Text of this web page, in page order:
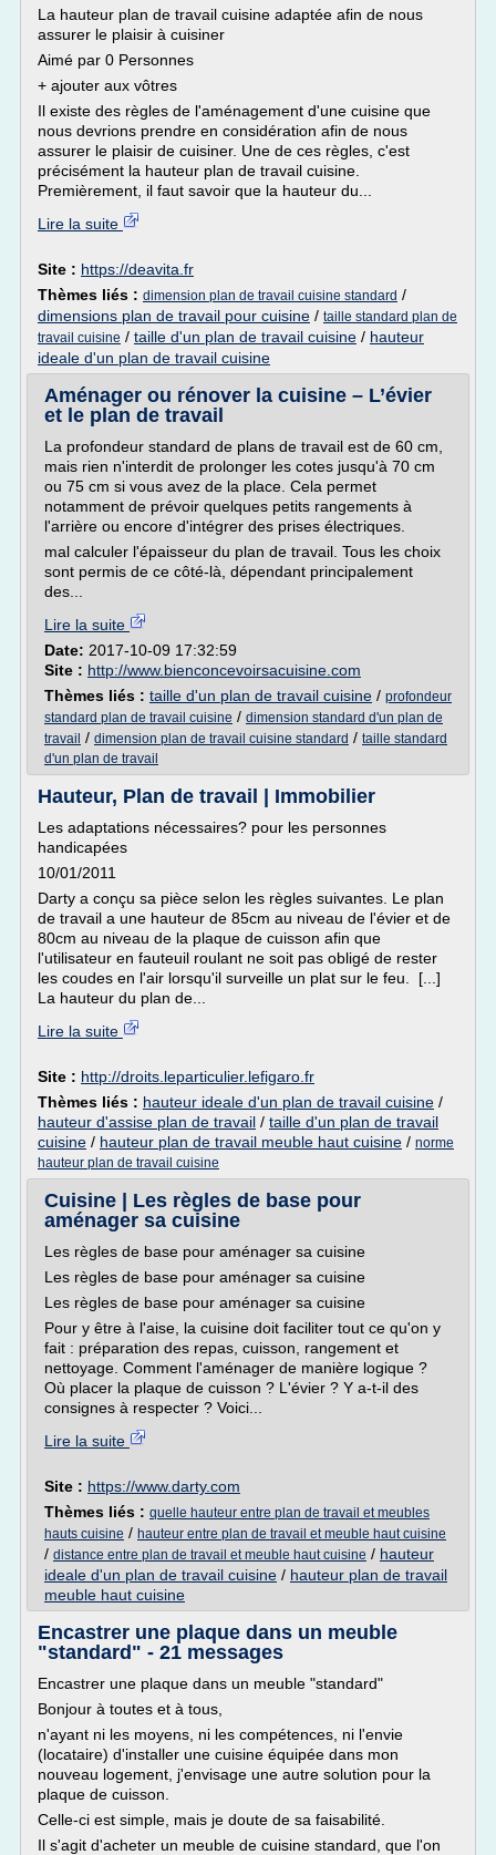
La hauteur plan de travail cuisine adaptée afin de nous
assurer le plaisir à cuisiner
Aimé par 0 Personnes
+ ajouter aux vôtres
Il existe des règles de l'aménagement d'une cuisine que
nous devrions prendre en considération afin de nous
assurer le plaisir de cuisiner. Une de ces règles, c'est
précisément la hauteur plan de travail cuisine.
Premièrement, il faut savoir que la hauteur du...
Lire la suite
Site : https://deavita.fr
Thèmes liés : dimension plan de travail cuisine standard /
dimensions plan de travail pour cuisine / taille standard plan de
travail cuisine / taille d'un plan de travail cuisine / hauteur
ideale d'un plan de travail cuisine
Aménager ou rénover la cuisine – L’évier
et le plan de travail
La profondeur standard de plans de travail est de 60 cm,
mais rien n'interdit de prolonger les cotes jusqu'à 70 cm
ou 75 cm si vous avez de la place. Cela permet
notamment de prévoir quelques petits rangements à
l'arrière ou encore d'intégrer des prises électriques.
mal calculer l'épaisseur du plan de travail. Tous les choix
sont permis de ce côté-là, dépendant principalement
des...
Lire la suite
Date: 2017-10-09 17:32:59
Site : http://www.bienconcevoirsacuisine.com
Thèmes liés : taille d'un plan de travail cuisine / profondeur
standard plan de travail cuisine / dimension standard d'un plan de
travail / dimension plan de travail cuisine standard / taille standard
d'un plan de travail
Hauteur, Plan de travail | Immobilier
Les adaptations nécessaires? pour les personnes
handicapées
10/01/2011
Darty a conçu sa pièce selon les règles suivantes. Le plan
de travail a une hauteur de 85cm au niveau de l'évier et de
80cm au niveau de la plaque de cuisson afin que
l'utilisateur en fauteuil roulant ne soit pas obligé de rester
les coudes en l'air lorsqu'il surveille un plat sur le feu. [...]
La hauteur du plan de...
Lire la suite
Site : http://droits.leparticulier.lefigaro.fr
Thèmes liés : hauteur ideale d'un plan de travail cuisine /
hauteur d'assise plan de travail / taille d'un plan de travail
cuisine / hauteur plan de travail meuble haut cuisine / norme
hauteur plan de travail cuisine
Cuisine | Les règles de base pour
aménager sa cuisine
Les règles de base pour aménager sa cuisine
Les règles de base pour aménager sa cuisine
Les règles de base pour aménager sa cuisine
Pour y être à l'aise, la cuisine doit faciliter tout ce qu'on y
fait : préparation des repas, cuisson, rangement et
nettoyage. Comment l'aménager de manière logique ?
Où placer la plaque de cuisson ? L'évier ? Y a-t-il des
consignes à respecter ? Voici...
Lire la suite
Site : https://www.darty.com
Thèmes liés : quelle hauteur entre plan de travail et meubles
hauts cuisine / hauteur entre plan de travail et meuble haut cuisine
/ distance entre plan de travail et meuble haut cuisine / hauteur
ideale d'un plan de travail cuisine / hauteur plan de travail
meuble haut cuisine
Encastrer une plaque dans un meuble
"standard" - 21 messages
Encastrer une plaque dans un meuble "standard"
Bonjour à toutes et à tous,
n'ayant ni les moyens, ni les compétences, ni l'envie
(locataire) d'installer une cuisine équipée dans mon
nouveau logement, j'envisage une autre solution pour la
plaque de cuisson.
Celle-ci est simple, mais je doute de sa faisabilité.
Il s'agit d'acheter un meuble de cuisine standard, que l'on